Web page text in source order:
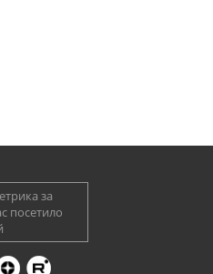
за
посетило